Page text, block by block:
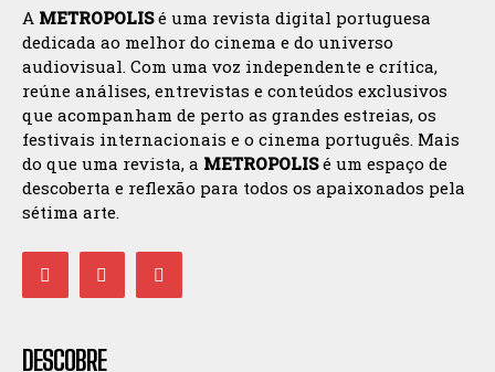
A METROPOLISé uma revista digital portuguesa
dedicada ao melhor do cinema e do universo
audiovisual. Com uma voz independente e crítica,
reúne análises, entrevistas e conteúdos exclusivos
que acompanham de perto as grandes estreias, os
festivais internacionais e o cinema português. Mais
do que uma revista, a METROPOLISé um espaço de
descoberta e reflexão para todos os apaixonados pela
sétima arte.
DESCOBRE